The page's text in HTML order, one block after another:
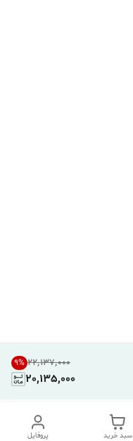
۲۲٬۱۳۷٬۰۰۰ 9%
20,135,000
پروفایل سبد خرید